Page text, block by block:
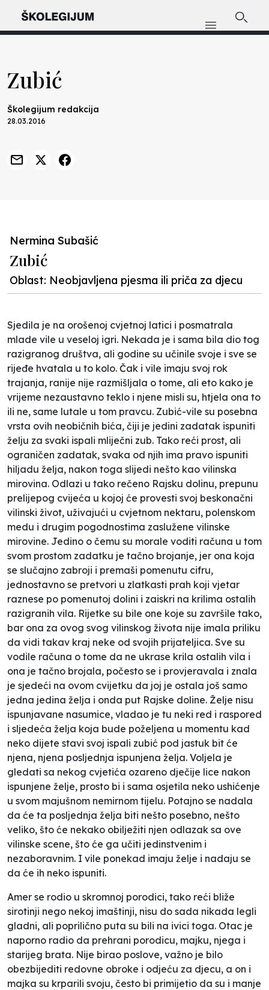
Zubić
Školegijum redakcija
28.03.2016
Nermina Subašić
Zubić
Oblast: Neobjavljena pjesma ili priča za djecu
Sjedila je na orošenoj cvjetnoj latici i posmatrala
mlade vile u veseloj igri. Nekada je i sama bila dio tog
razigranog društva, ali godine su učinile svoje i sve se
rijeđe hvatala u to kolo. Čak i vile imaju svoj rok
trajanja, ranije nije razmišljala o tome, ali eto kako je
vrijeme nezaustavno teklo i njene misli su, htjela ona to
ili ne, same lutale u tom pravcu. Zubić-vile su posebna
vrsta ovih neobičnih bića, čiji je jedini zadatak ispuniti
želju za svaki ispali mliječni zub. Tako reći prost, ali
ograničen zadatak, svaka od njih ima pravo ispuniti
hiljadu želja, nakon toga slijedi nešto kao vilinska
mirovina. Odlazi u tako rečeno Rajsku dolinu, prepunu
prelijepog cvijeća u kojoj će provesti svoj beskonačni
vilinski život, uživajući u cvjetnom nektaru, polenskom
medu i drugim pogodnostima zaslužene vilinske
mirovine. Jedino o čemu su morale voditi računa u tom
svom prostom zadatku je tačno brojanje, jer ona koja
se slučajno zabroji i premaši pomenutu cifru,
jednostavno se pretvori u zlatkasti prah koji vjetar
raznese po pomenutoj dolini i zaiskri na krilima ostalih
razigranih vila. Rijetke su bile one koje su završile tako,
bar ona za ovog svog vilinskog života nije imala priliku
da vidi takav kraj neke od svojih prijateljica. Sve su
vodile računa o tome da ne ukrase krila ostalih vila i
ona je tačno brojala, počesto se i provjeravala i znala
je sjedeći na ovom cvijetku da joj je ostala još samo
jedna jedina želja i onda put Rajske doline. Želje nisu
ispunjavane nasumice, vladao je tu neki red i raspored
i sljedeća želja koja bude poželjena u momentu kad
neko dijete stavi svoj ispali zubić pod jastuk bit će
njena, njena posljednja ispunjena želja. Voljela je
gledati sa nekog cvjetića ozareno dječije lice nakon
ispunjene želje, prosto bi i sama osjetila neko ushićenje
u svom majušnom nemirnom tijelu. Potajno se nadala
da će ta posljednja želja biti nešto posebno, nešto
veliko, što će nekako obilježiti njen odlazak sa ove
vilinske scene, što će ga učiti jedinstvenim i
nezaboravnim. I vile ponekad imaju želje i nadaju se
da će ih neko ispuniti.
Amer se rodio u skromnoj porodici, tako reći bliže
sirotinji nego nekoj imaštinji, nisu do sada nikada legli
gladni, ali poprilično puta su bili na ivici toga. Otac je
naporno radio da prehrani porodicu, majku, njega i
starijeg brata. Nije birao poslove, važno je bilo
obezbijediti redovne obroke i odjeću za djecu, a on i
majka su krparili svoju, često bi primijetio da su i manje